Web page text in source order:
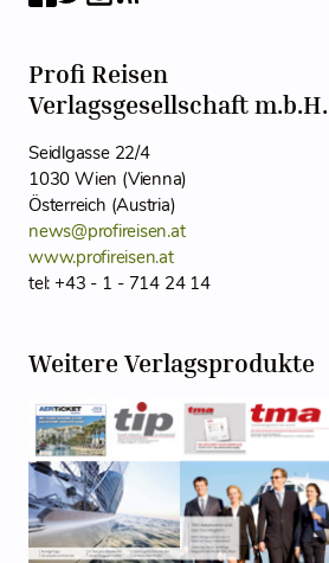
Profi Reisen
Verlagsgesellschaft m.b.H.
Seidlgasse 22/4
1030 Wien (Vienna)
Österreich (Austria)
news@profireisen.at
www.profireisen.at
tel: +43 - 1 - 714 24 14
Weitere Verlagsprodukte